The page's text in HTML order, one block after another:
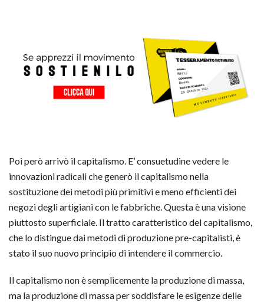
Poi però arrivò il capitalismo. E’ consuetudine vedere le
innovazioni radicali che generò il capitalismo nella
sostituzione dei metodi più primitivi e meno efficienti dei
negozi degli artigiani con le fabbriche. Questa è una visione
piuttosto superficiale. Il tratto caratteristico del capitalismo,
che lo distingue dai metodi di produzione pre-capitalisti, è
stato il suo nuovo principio di intendere il commercio.
Il capitalismo non è semplicemente la produzione di massa,
ma la produzione di massa per soddisfare le esigenze delle